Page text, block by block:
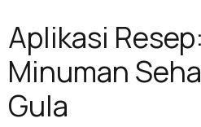
Aplikasi
Minuman
Gula